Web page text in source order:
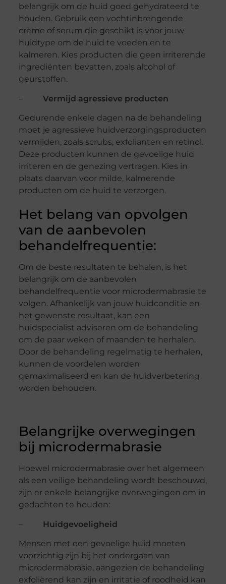
belangrijk om de huid goed gehydrateerd te
houden. Gebruik een vochtinbrengende
crème of serum die geschikt is voor jouw
huidtype om de huid te voeden en te
kalmeren. Kies producten die geen irriterende
ingrediënten bevatten, zoals alcohol of
geurstoffen.
– Vermijd agressieve producten
Gedurende enkele dagen na de behandeling
moet je agressieve huidverzorgingsproducten
vermijden, zoals scrubs, exfolianten en retinol.
Deze producten kunnen de gevoelige huid
irriteren en de genezing vertragen. Kies in
plaats daarvan voor milde, kalmerende
producten om de huid te verzorgen.
Het belang van opvolgen
van de aanbevolen
behandelfrequentie:
Om de beste resultaten te behalen, is het
belangrijk om de aanbevolen
behandelfrequentie voor microdermabrasie te
volgen. Afhankelijk van jouw huidconditie en
het gewenste resultaat, kan een
huidspecialist adviseren om de behandeling
om de paar weken of maanden te herhalen.
Door de behandeling regelmatig te herhalen,
kunnen de voordelen worden
gemaximaliseerd en kan de huidverbetering
worden behouden.
Belangrijke overwegingen
bij microdermabrasie
Hoewel microdermabrasie over het algemeen
als een veilige behandeling wordt beschouwd,
zijn er enkele belangrijke overwegingen om in
gedachten te houden:
– Huidgevoeligheid
Mensen met een gevoelige huid moeten
voorzichtig zijn bij het ondergaan van
microdermabrasie, aangezien de behandeling
exfoliërend kan zijn en irritatie of roodheid kan